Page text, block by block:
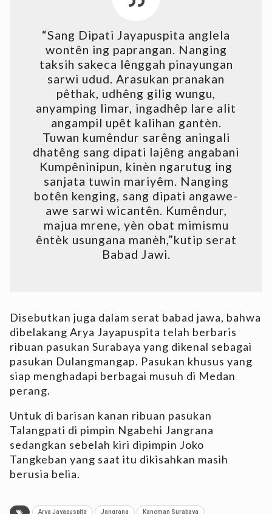
“Sang Dipati Jayapuspita anglela
wontên ing paprangan. Nanging
taksih sakeca lênggah pinayungan
sarwi udud. Arasukan pranakan
pêthak, udhêng gilig wungu,
anyamping limar, ingadhêp lare alit
angampil upêt kalihan gantèn.
Tuwan kumêndur sarêng aningali
dhatêng sang dipati lajêng angabani
Kumpêninipun, kinèn ngarutug ing
sanjata tuwin mariyêm. Nanging
botên kenging, sang dipati angawe-
awe sarwi wicantên. Kumêndur,
majua mrene, yèn obat mimismu
êntèk usungana manèh,”kutip serat
Babad Jawi.
Disebutkan juga dalam serat babad jawa, bahwa
dibelakang Arya Jayapuspita telah berbaris
ribuan pasukan Surabaya yang dikenal sebagai
pasukan Dulangmangap. Pasukan khusus yang
siap menghadapi berbagai musuh di Medan
perang.
Untuk di barisan kanan ribuan pasukan
Talangpati di pimpin Ngabehi Jangrana
sedangkan sebelah kiri dipimpin Joko
Tangkeban yang saat itu dikisahkan masih
berusia belia.
Arya Jayapuspita Jangrana Kanoman Surabaya